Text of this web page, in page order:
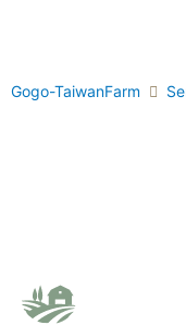
Gogo-TaiwanFarm